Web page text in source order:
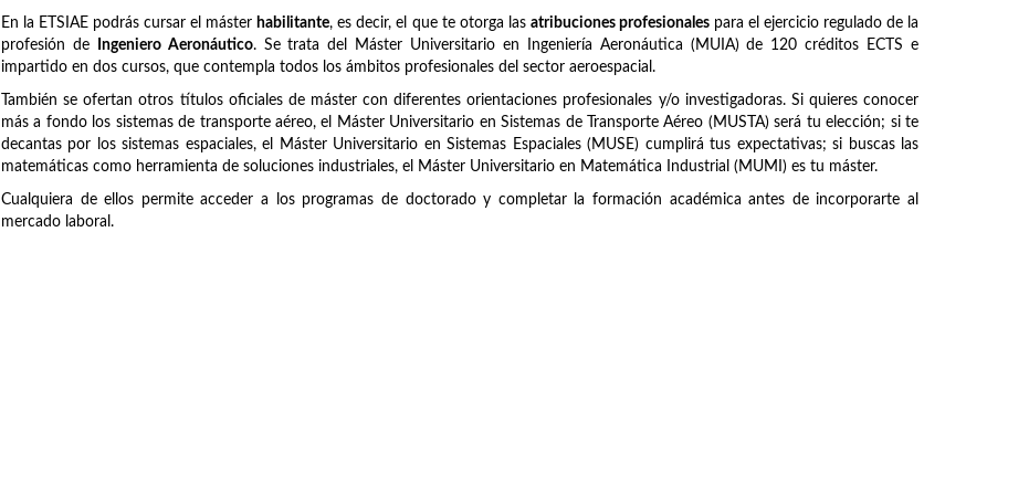
En la ETSIAE podrás cursar el máster habilitante, es decir, el que te otorga las atribuciones profesionalespara el ejercicio regulado de la
profesión de
Ingeniero Aeronáutico. Se trata del Máster Universitario en Ingeniería Aeronáutica (MUIA) de 120 créditos ECTS e
impartido en dos cursos, que contempla todos los ámbitos profesionales del sector aeroespacial.
También se ofertan otros títulos oficiales de máster con diferentes orientaciones profesionales y/o investigadoras. Si quieres conocer
más a fondo los sistemas de transporte aéreo, el Máster Universitario en Sistemas de Transporte Aéreo (MUSTA) será tu elección; si te
decantas por los sistemas espaciales, el Máster Universitario en Sistemas Espaciales (MUSE) cumplirá tus expectativas; si buscas las
matemáticas como herramienta de soluciones industriales, el Máster Universitario en Matemática Industrial (MUMI) es tu máster.
Cualquiera de ellos permite acceder a los programas de doctorado y completar la formación académica antes de incorporarte al
mercado laboral.